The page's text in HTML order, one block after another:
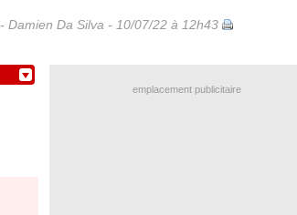
- Damien Da Silva - 10/07/22 à 12h43
emplacement publicitaire